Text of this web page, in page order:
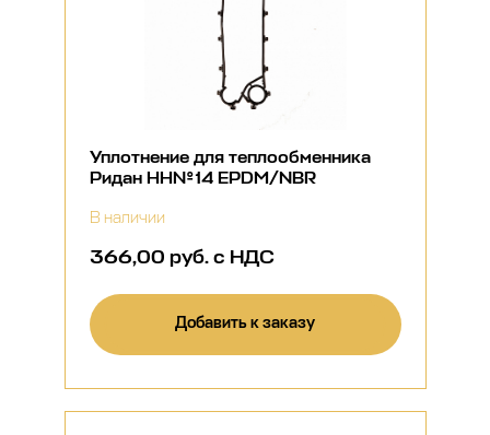
Уплотнение для теплообменника
Ридан НН№14 EPDM/NBR
В наличии
366,00 руб. с НДС
Добавить к заказу